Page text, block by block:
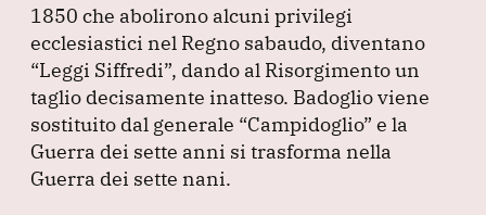
1850 che abolirono alcuni privilegi
ecclesiastici nel Regno sabaudo, diventano
“Leggi Siffredi”, dando al Risorgimento un
taglio decisamente inatteso. Badoglio viene
sostituito dal generale “Campidoglio” e la
Guerra dei sette anni si trasforma nella
Guerra dei sette nani.